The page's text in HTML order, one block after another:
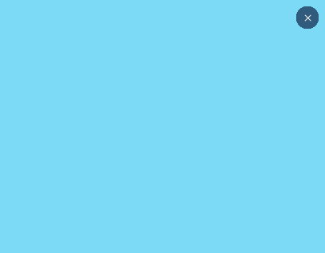
×
×
×
×
×
×
×
×
×
×